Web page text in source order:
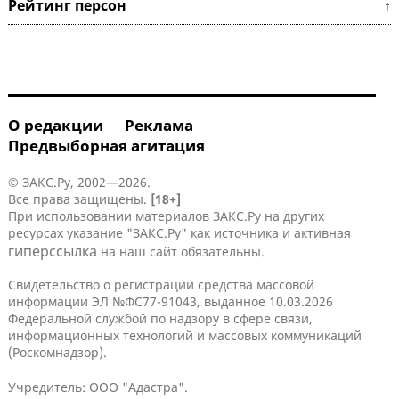
Рейтинг персон ↑
О редакции
Реклама
Предвыборная агитация
© ЗАКС.Ру, 2002—2026.
Все права защищены. [18+]
При использовании материалов ЗАКС.Ру на других
ресурсах указание "ЗАКС.Ру" как источника и активная
гиперссылка на наш сайт обязательны.
Свидетельство о регистрации средства массовой
информации ЭЛ №ФС77-91043, выданное 10.03.2026
Федеральной службой по надзору в сфере связи,
информационных технологий и массовых коммуникаций
(Роскомнадзор).
Учредитель: ООО "Адастра".